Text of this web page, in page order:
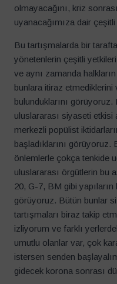
olmayacağını, kriz
uyanacağımıza dair
Bu tartışmalarda bir
yönetenlerin çeşitli yetkileri
ve aynı zamanda
bunlara itiraz etmediklerini
bulunduklarını
uluslararası siyaseti etkisi
merkezli popülist
başladıklarını görüyoruz.
önlemlerle çokça tenkide
uluslararası örgütlerin bu
20, G-7, BM gibi
görüyoruz. Bütün bunlar
tartışmaları biraz takip
izliyorum ve farklı
umutlu olanlar var, çok
istersen senden
gidecek korona sonrası